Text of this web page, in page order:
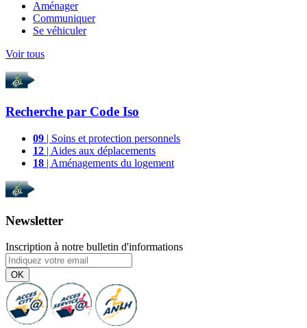
Aménager
Communiquer
Se véhiculer
Voir tous
Recherche par Code Iso
09 | Soins et protection personnels
12 | Aides aux déplacements
18 | Aménagements du logement
Newsletter
Inscription à notre bulletin d'informations
OK